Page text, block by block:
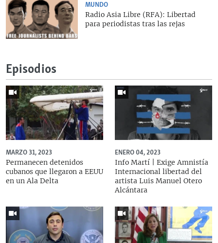
MUNDO
Radio Asia Libre (RFA): Libertad
para periodistas tras las rejas
Episodios
MARZO 31, 2023
Permanecen detenidos
cubanos que llegaron a EEUU
en un Ala Delta
ENERO 04, 2023
Info Martí | Exige Amnistía
Internacional libertad del
artista Luis Manuel Otero
Alcántara